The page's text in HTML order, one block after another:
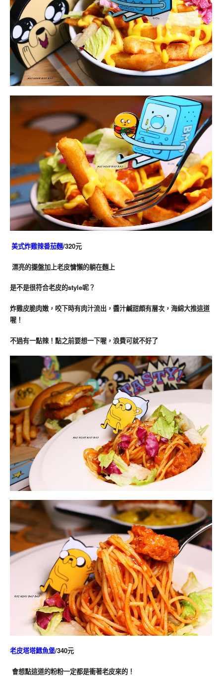
美式炸雞辣番茄麵/320元
漂亮的擺盤加上老皮慵懶的躺在麵上
是不是很符合老皮的style呢？
炸雞皮脆肉嫩，咬下時有肉汁流出，醬汁鹹甜頗有層次，海綿大推這道
喔！
不過有一點辣！點之前要想一下喔，浪費可就不好了
老皮塔塔鱈魚堡/340元
會想點這道的粉粉一定都是衝著老皮來的！